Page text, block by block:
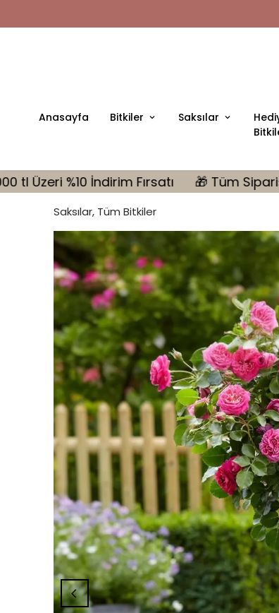
Anasayfa Bitkiler Saksılar
🎁 Tüm Siparişlerinizde MONSTERA
Saksılar, Tüm Bitkiler